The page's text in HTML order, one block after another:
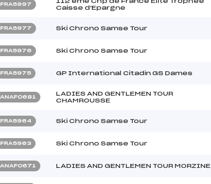
FRA5997
Caisse d'Epargne
FRA5977 Ski Chrono Samse Tour
FRA5976 Ski Chrono Samse Tour
FRA5975 GP International Citadin GS Dames
ANAF0681
LADIES AND GENTLEMEN TOUR
CHAMROUSSE
FRA5964 Ski Chrono Samse Tour
FRA5963 Ski Chrono Samse Tour
ANAF0671 LADIES AND GENTLEMEN TOUR MORZINE